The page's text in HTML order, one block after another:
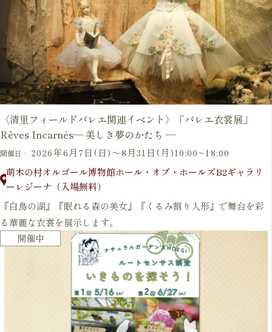
〈清里フィールドバレエ関連イベント〉「バレエ衣裳展」
Rêves Incarnés― 美しき夢のかたち ―
開催日： 2026年6月7日(日)～8月31日(月)10:00~18:00
萌木の村オルゴール博物館ホール・オブ・ホールズB2ギャラリ
ーレジーナ（入場無料）
『白鳥の湖』『眠れる森の美女』『くるみ割り人形』で舞台を彩
る華麗な衣裳を展示します。
開催中